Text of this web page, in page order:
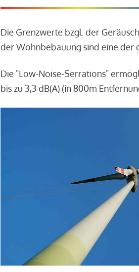
Die Grenzwerte bzgl. der
der Wohnbebauung sind eine der
Die "Low-Noise-Serrations"
bis zu 3,3 dB(A) (in 800m